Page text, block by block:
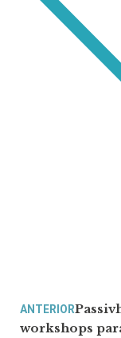
ANTERIOR
workshops